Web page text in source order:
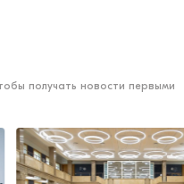
получать новости первыми